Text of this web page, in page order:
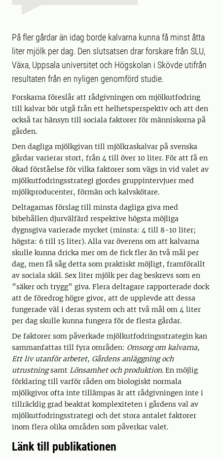
På fler gårdar än idag borde kalvarna kunna få minst åtta
liter mjölk per dag. Den slutsatsen drar forskare från SLU,
Växa, Uppsala universitet och Högskolan i Skövde utifrån
resultaten från en nyligen genomförd studie.
Forskarna föreslår att rådgivningen om mjölkutfodring
till kalvar bör utgå från ett helhetsperspektiv och att den
också tar hänsyn till sociala faktorer för människorna på
gården.
Den dagliga mjölkgivan till mjölkraskalvar på svenska
gårdar varierar stort, från 4 till över 10 liter. För att få en
ökad förståelse för vilka faktorer som vägs in vid valet av
mjölkutfodringsstrategi gjordes gruppintervjuer med
mjölkproducenter, förmän och kalvskötare.
Deltagarnas förslag till minsta dagliga giva med
bibehållen djurvälfärd respektive högsta möjliga
dygnsgiva varierade mycket (minsta: 4 till 8-10 liter;
högsta: 6 till 15 liter). Alla var överens om att kalvarna
skulle kunna dricka mer om de fick fler än två mål per
dag, men få såg detta som praktiskt möjligt, framförallt
av sociala skäl. Sex liter mjölk per dag beskrevs som en
”säker och trygg” giva. Flera deltagare rapporterade dock
att de föredrog högre givor, att de upplevde att dessa
fungerade väl i deras system och att två mål om 4 liter
per dag skulle kunna fungera för de flesta gårdar.
De faktorer som påverkade mjölkutfodringsstrategin kan
sammanfattas till fyra områden: Omsorg om kalvarna,
Ett liv utanför arbetet, Gårdens anläggning och
utrustningsamt Lönsamhet och produktion. En möjlig
förklaring till varför råden om biologiskt normala
mjölkgivor ofta inte tillämpas är att rådgivningen inte i
tillräcklig grad beaktat komplexiteten i gårdens val av
mjölkutfodringsstrategi och det stora antalet faktorer
inom flera olika områden som påverkar valet.
Länk till publikationen